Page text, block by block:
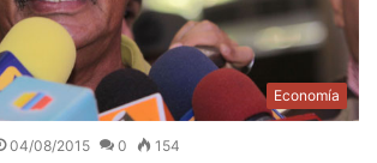
Economía
04/08/2015 0 154